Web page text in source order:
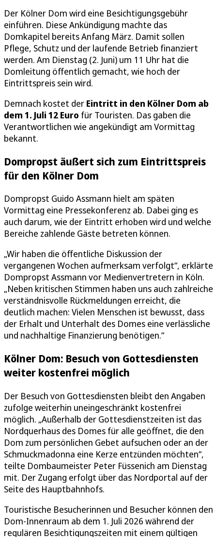
Der Kölner Dom wird eine Besichtigungsgebühr
einführen. Diese Ankündigung machte das
Domkapitel bereits Anfang März. Damit sollen
Pflege, Schutz und der laufende Betrieb finanziert
werden. Am Dienstag (2. Juni) um 11 Uhr hat die
Domleitung öffentlich gemacht, wie hoch der
Eintrittspreis sein wird.
Demnach kostet der Eintritt in den Kölner Dom ab
dem 1. Juli 12 Euro für Touristen. Das gaben die
Verantwortlichen wie angekündigt am Vormittag
bekannt.
Dompropst äußert sich zum Eintrittspreis
für den Kölner Dom
Dompropst Guido Assmann hielt am späten
Vormittag eine Pressekonferenz ab. Dabei ging es
auch darum, wie der Eintritt erhoben wird und welche
Bereiche zahlende Gäste betreten können.
„Wir haben die öffentliche Diskussion der
vergangenen Wochen aufmerksam verfolgt“, erklärte
Dompropst Assmann vor Medienvertretern in Köln.
„Neben kritischen Stimmen haben uns auch zahlreiche
verständnisvolle Rückmeldungen erreicht, die
deutlich machen: Vielen Menschen ist bewusst, dass
der Erhalt und Unterhalt des Domes eine verlässliche
und nachhaltige Finanzierung benötigen.“
Kölner Dom: Besuch von Gottesdiensten
weiter kostenfrei möglich
Der Besuch von Gottesdiensten bleibt den Angaben
zufolge weiterhin uneingeschränkt kostenfrei
möglich. „Außerhalb der Gottesdienstzeiten ist das
Nordquerhaus des Domes für alle geöffnet, die den
Dom zum persönlichen Gebet aufsuchen oder an der
Schmuckmadonna eine Kerze entzünden möchten“,
teilte Dombaumeister Peter Füssenich am Dienstag
mit. Der Zugang erfolgt über das Nordportal auf der
Seite des Hauptbahnhofs.
Touristische Besucherinnen und Besucher können den
Dom-Innenraum ab dem 1. Juli 2026 während der
regulären Besichtigungszeiten mit einem gültigen